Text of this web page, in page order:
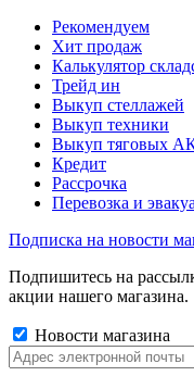
Рекомендуем
Хит продаж
Калькулятор
Трейд ин
Выкуп стеллажей
Выкуп техники
Выкуп тяговых
Кредит
Рассрочка
Перевозка и
Подписка на новости
Подпишитесь на
акции нашего магазина.
Новости магазина